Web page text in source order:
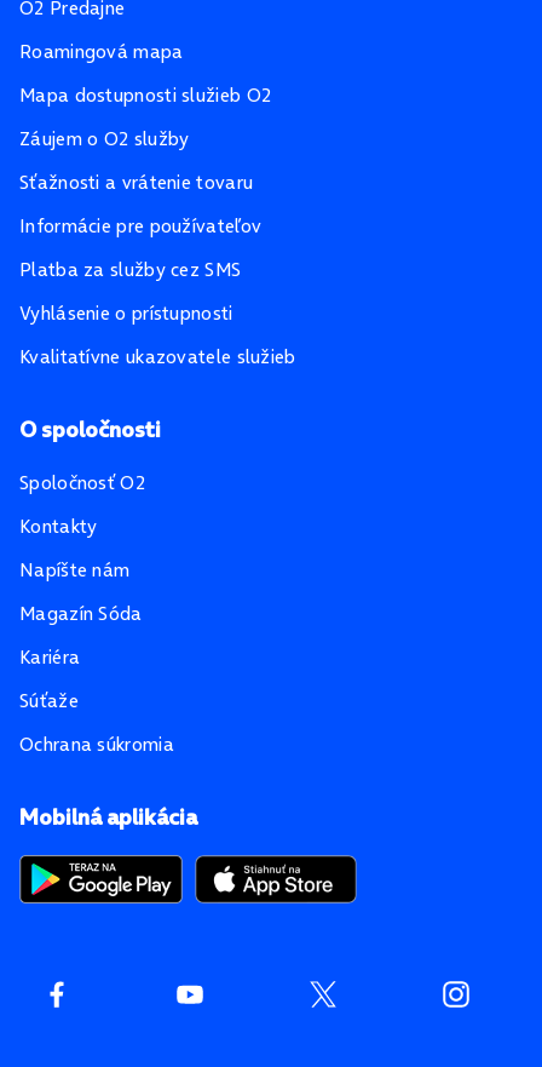
Mobilná aplikácia
O2 Predajne
Roamingová mapa
Mapa dostupnosti služieb O2
Záujem o O2 služby
Sťažnosti a vrátenie tovaru
Informácie pre používateľov
Platba za služby cez SMS
Vyhlásenie o prístupnosti
Kvalitatívne ukazovatele služieb
O spoločnosti
Spoločnosť O2
Kontakty
Napíšte nám
Magazín Sóda
Kariéra
Súťaže
Ochrana súkromia